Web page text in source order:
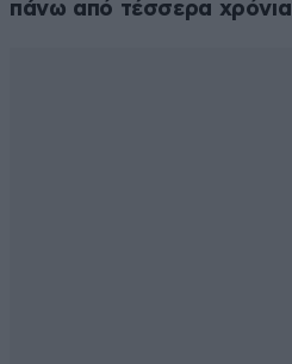
πάνω από τέσσερα χρόνια